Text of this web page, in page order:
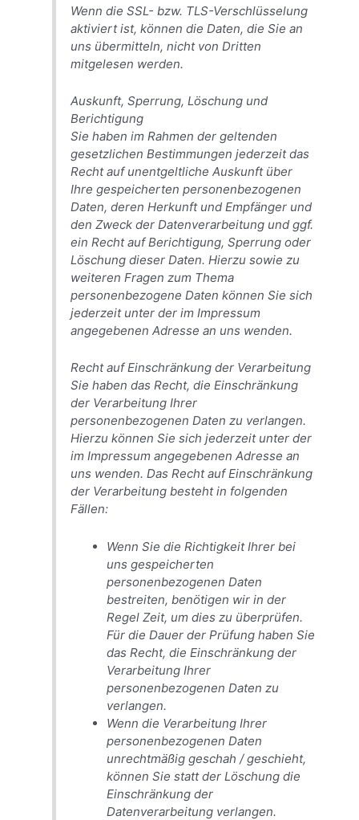
Wenn die SSL- bzw. TLS-Verschlüsselung
aktiviert ist, können die Daten, die Sie an
uns übermitteln, nicht von Dritten
mitgelesen werden.
Auskunft, Sperrung, Löschung und
Berichtigung
Sie haben im Rahmen der geltenden
gesetzlichen Bestimmungen jederzeit das
Recht auf unentgeltliche Auskunft über
Ihre gespeicherten personenbezogenen
Daten, deren Herkunft und Empfänger und
den Zweck der Datenverarbeitung und ggf.
ein Recht auf Berichtigung, Sperrung oder
Löschung dieser Daten. Hierzu sowie zu
weiteren Fragen zum Thema
personenbezogene Daten können Sie sich
jederzeit unter der im Impressum
angegebenen Adresse an uns wenden.
Recht auf Einschränkung der Verarbeitung
Sie haben das Recht, die Einschränkung
der Verarbeitung Ihrer
personenbezogenen Daten zu verlangen.
Hierzu können Sie sich jederzeit unter der
im Impressum angegebenen Adresse an
uns wenden. Das Recht auf Einschränkung
der Verarbeitung besteht in folgenden
Fällen:
Wenn Sie die Richtigkeit Ihrer bei
uns gespeicherten
personenbezogenen Daten
bestreiten, benötigen wir in der
Regel Zeit, um dies zu überprüfen.
Für die Dauer der Prüfung haben Sie
das Recht, die Einschränkung der
Verarbeitung Ihrer
personenbezogenen Daten zu
verlangen.
Wenn die Verarbeitung Ihrer
personenbezogenen Daten
unrechtmäßig geschah / geschieht,
können Sie statt der Löschung die
Einschränkung der
Datenverarbeitung verlangen.